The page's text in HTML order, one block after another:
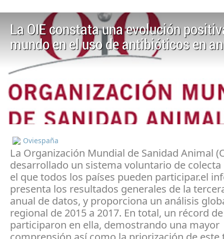
La OIE constata una evolución
mundo en el uso de antibióticos en
Oviespaña
La Organización Mundial de Sanidad Animal
desarrollado un sistema voluntario de colecta
el que todos los países pueden participar.el
presenta los resultados generales de la
anual de datos, y proporciona un análisis
regional de 2015 a 2017. En total, un récord
participaron en ella, demostrando una mayor